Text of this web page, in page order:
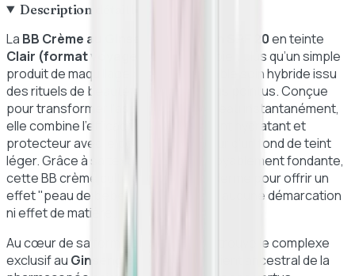
Description détaillée
La BB Crème au Ginseng d’Erborian SPF 20en teinte
Clair (format voyage de 15ml)
est bien plus qu’un simple
produit de maquillage : c’est un véritable soin hybride issu
des rituels de beauté coréens les plus pointus. Conçue
pour transformer l'aspect de votre peau instantanément,
elle combine l’efficacité d’un traitement hydratant et
protecteur avec le pouvoir perfecteur d'un fond de teint
léger. Grâce à sa texture fine et incroyablement fondante,
cette BB crème culte glisse sur l’épiderme pour offrir un
effet "peau de bébé" immédiat, sans aucune démarcation
ni effet de matière.
Au cœur de sa formule innovante se trouve le complexe
exclusif au Ginseng Blanc
, un ingrédient ancestral de la